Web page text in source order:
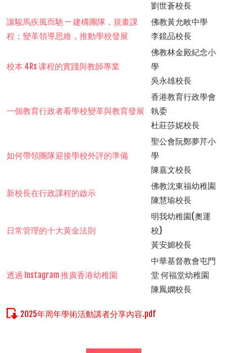
劉世蒼校長
讓駿馬疾風而馳 — 建構團隊，規畫課
程；變革領導思維，推動學校發展
佛教黃允畋中學
李鏡品校長
校本 4Rs 课程的實踐與教師專業
佛教林金殿紀念小
學
吳永雄校長
一個教育行政者看學校變革與教育發展
香港教育行政學會
執委
杜莊莎妮校長
如何帶領團隊迎接學校外評的準備
聖公會阮鄭夢芹小
學
陳嘉文校長
新校長在行政課程的啟示
佛教沈東福幼稚園
陳慧瑜校長
日常管理的十大黃金法則
明我幼稚園(奧運
校)
黃安媚校長
透過 Instagram 推廣香港幼稚園
中華基督教會屯門
堂 何福堂幼稚園
陳鳳嫻校長
2025年周年學術活動講者分享內容.pdf